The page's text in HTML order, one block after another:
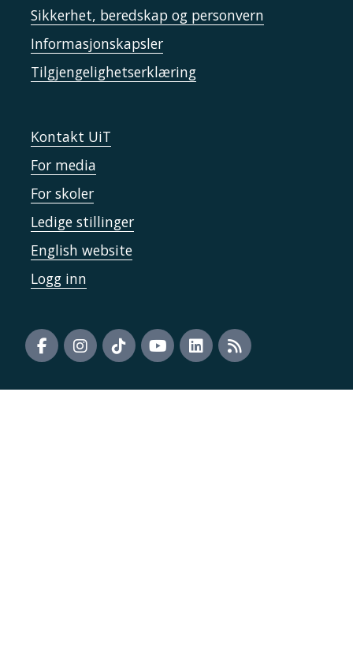
Sikkerhet, beredskap og personvern
Informasjonskapsler
Tilgjengelighetserklæring
Kontakt UiT
For media
For skoler
Ledige stillinger
English website
Logg inn